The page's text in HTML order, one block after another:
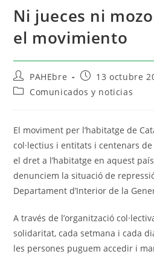
Ni jueces ni
el movimiento
PAHEbre
13 octubre
Comunicados y noticias
El moviment per l’habitatge de
col·lectius i entitats i centenars
el dret a l’habitatge en aquest
denunciem la situació de
Departament d’Interior de la
A través de l’organització
solidaritat, cada setmana i cada
les persones puguem accedir i